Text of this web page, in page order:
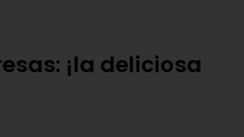
¡la deliciosa